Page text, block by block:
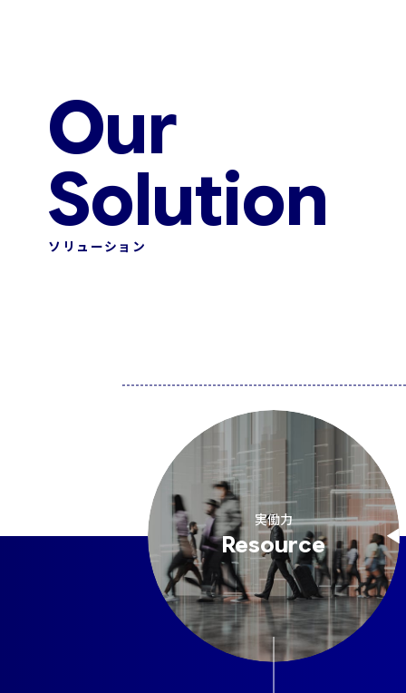
Our
Solution
ソリューション
実働力
Resource